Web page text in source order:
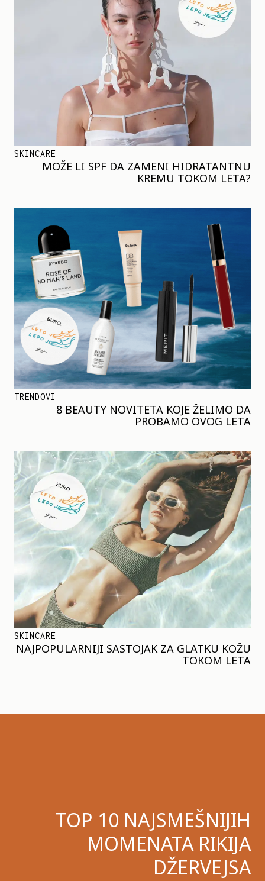
SKINCARE
MOŽE LI SPF DA ZAMENI HIDRATANTNU
KREMU TOKOM LETA?
TRENDOVI
8 BEAUTY NOVITETA KOJE ŽELIMO DA
PROBAMO OVOG LETA
SKINCARE
NAJPOPULARNIJI SASTOJAK ZA GLATKU KOŽU
TOKOM LETA
TOP 10 NAJSMEŠNIJIH
MOMENATA RIKIJA
DŽERVEJSA